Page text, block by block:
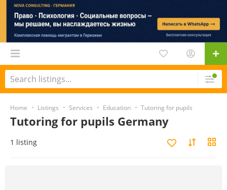
Home Listings Services Education Tutoring for pupils
Tutoring for pupils Germany
1 listing